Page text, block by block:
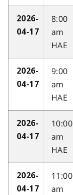
2026-
04-17
8:00
am
HAE
2026-
04-17
9:00
am
HAE
2026-
04-17
10:00
am
HAE
2026-
04-17
11:00
am